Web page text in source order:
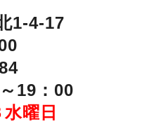
1-4-17
19：00
曜日